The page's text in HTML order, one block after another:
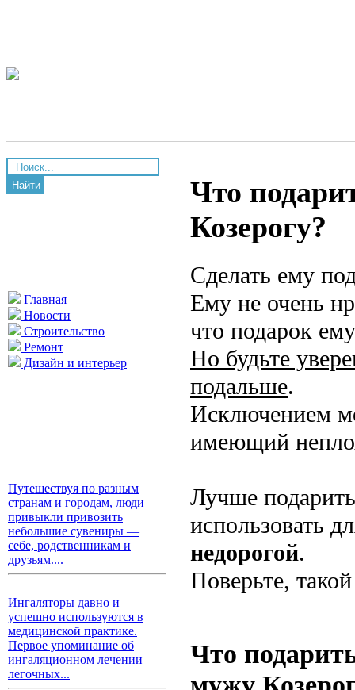
Найти
Главная
Новости
Строительство
Ремонт
Дизайн и интерьер
Путешествуя по разным
странам и городам, люди
привыкли привозить
небольшие сувениры —
себе, родственникам и
друзьям....
Ингаляторы давно и
успешно используются в
медицинской практике.
Первое упоминание об
ингаляционном лечении
легочных...
Что
Козерогу?
Сделать ему
Ему не очень
что подарок
Но будьте
подальше.
Исключением
имеющий
Лучше
использовать
недорогой.
Поверьте,
Что